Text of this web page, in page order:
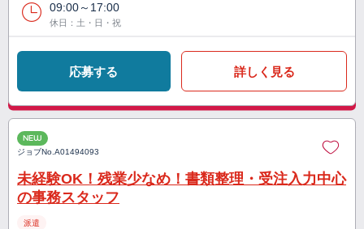
09:00～17:00
休日：土・日・祝
応募する 詳しく見る
NEW
ジョブNo.A01494093
未経験OK！残業少なめ！書類整理・受注入力中心
の事務スタッフ
派遣